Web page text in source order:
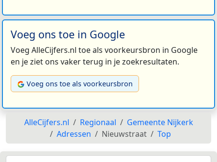
Voeg ons toe in Google
Voeg AlleCijfers.nl toe als voorkeursbron in Google
en je ziet ons vaker terug in je zoekresultaten.
Voeg ons toe als voorkeursbron
AlleCijfers.nl Regionaal
Gemeente Nijkerk
Adressen
Nieuwstraat Top